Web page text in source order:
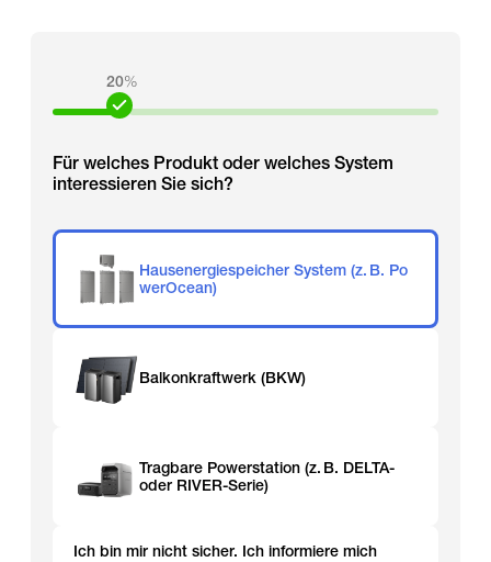
20%
Für welches Produkt oder welches System
interessieren Sie sich?
Hausenergiespeicher System (z. B. Po
werOcean)
Balkonkraftwerk (BKW)
Tragbare Powerstation (z. B. DELTA-
oder RIVER-Serie)
Ich bin mir nicht sicher. Ich informiere mich